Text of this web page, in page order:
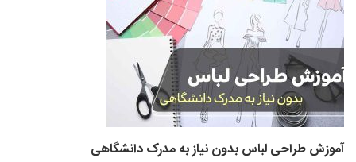
آموزش طراحی لباس بدون نیاز به مدرک دانشگاهی